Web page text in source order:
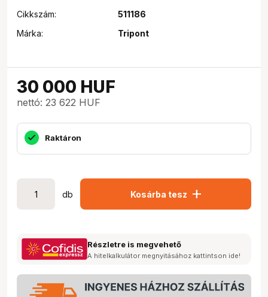
Cikkszám:
511186
Márka:
Tripont
30 000 HUF
nettó: 23 622 HUF
Raktáron
db Kosárba tesz add
Részletre is megvehető
A hitelkalkulátor megnyitásához kattintson ide!